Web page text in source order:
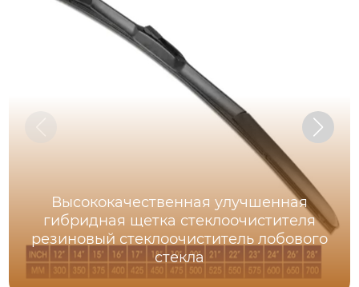
Высококачественная улучшенная
гибридная щетка стеклоочистителя
резиновый стеклоочиститель лобового
стекла